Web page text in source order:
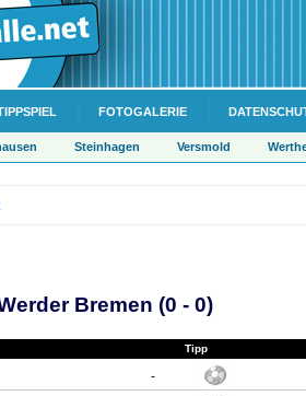
FOTOGALERIE
Steinhagen Versmold
Bremen (0 - 0)
Tipp
-